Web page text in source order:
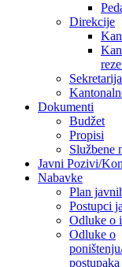
Direkcije
Dokumenti
Budžet
Propisi
Službene
Javni Pozivi/
Nabavke
Plan
Postupci
Odluke o
Odluke o
postupaka